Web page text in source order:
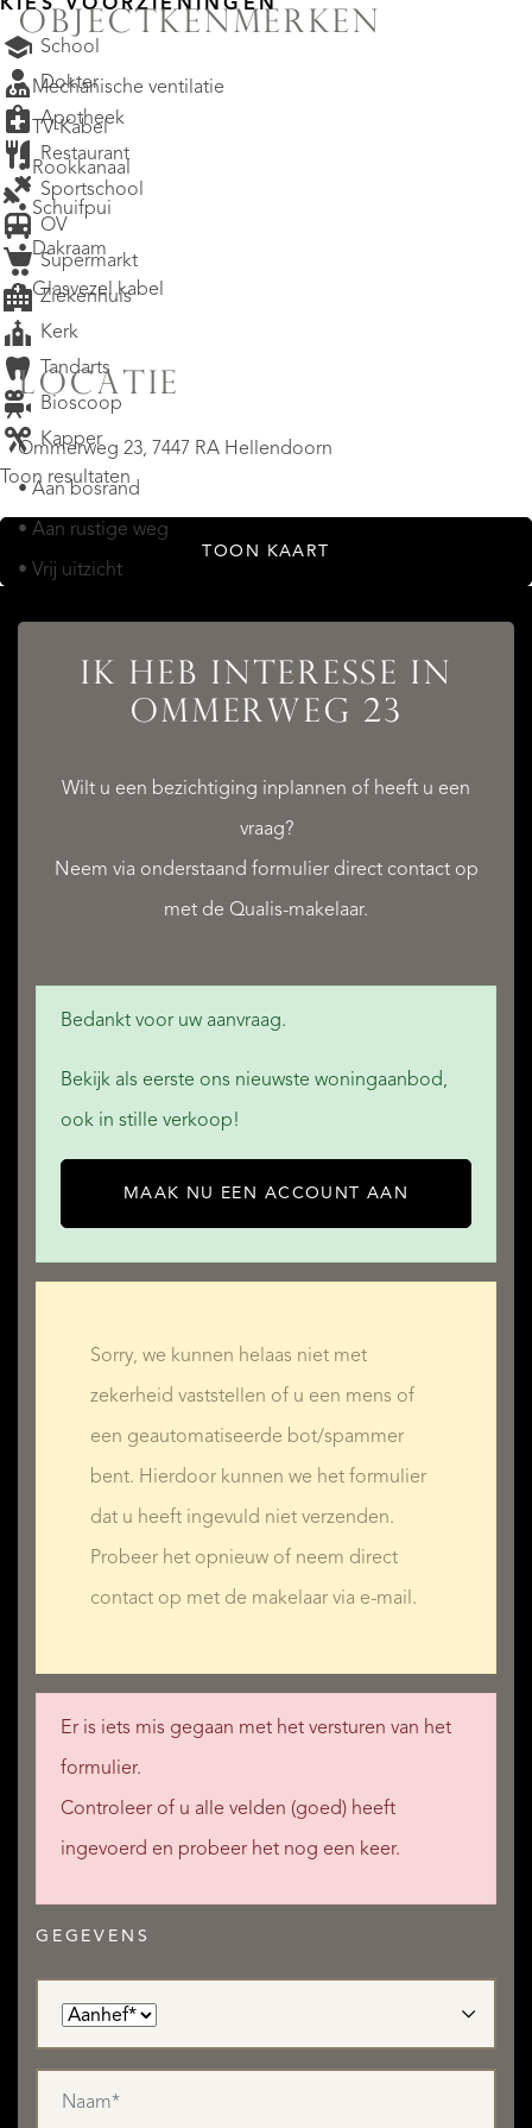
OBJECTKENMERKEN
• Mechanische ventilatie
• TV-Kabel
• Rookkanaal
• Schuifpui
• Dakraam
• Glasvezel kabel
LOCATIE
Ommerweg 23, 7447 RA Hellendoorn
• Aan bosrand
• Aan rustige weg
• Vrij uitzicht
MEER LEZEN
MINDER LEZEN
KIES VOORZIENINGEN
School
Dokter
Apotheek
Restaurant
Sportschool
OV
Supermarkt
Ziekenhuis
Kerk
Tandarts
Bioscoop
Kapper
Toon resultaten
TOON KAART
IK HEB INTERESSE IN
OMMERWEG 23
Wilt u een bezichtiging inplannen of heeft u een
vraag?
Neem via onderstaand formulier direct contact op
met de Qualis-makelaar.
Bedankt voor uw aanvraag.
Bekijk als eerste ons nieuwste woningaanbod,
ook in stille verkoop!
MAAK NU EEN ACCOUNT AAN
Sorry, we kunnen helaas niet met
zekerheid vaststellen of u een mens of
een geautomatiseerde bot/spammer
bent. Hierdoor kunnen we het formulier
dat u heeft ingevuld niet verzenden.
Probeer het opnieuw of neem direct
contact op met de makelaar via e-mail.
Er is iets mis gegaan met het versturen van het
formulier.
Controleer of u alle velden (goed) heeft
ingevoerd en probeer het nog een keer.
GEGEVENS